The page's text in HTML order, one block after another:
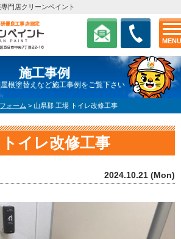
MENU
門店クリーンペイント
施工事例
根塗替えなど施工事例をご覧下さい
ォーム > 山県郡 工場 トイレ改修工事
イレ改修工事
2024.10.21 (Mon)